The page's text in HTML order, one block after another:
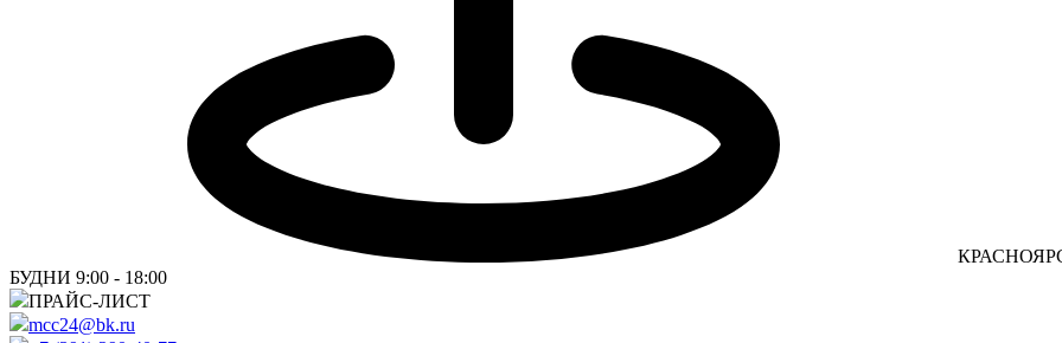
БУДНИ 9:00 - 18:00
ПРАЙС-ЛИСТ
mcc24@bk.ru